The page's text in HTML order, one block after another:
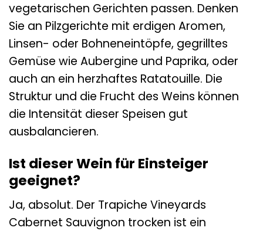
vegetarischen Gerichten passen. Denken
Sie an Pilzgerichte mit erdigen Aromen,
Linsen- oder Bohneneintöpfe, gegrilltes
Gemüse wie Aubergine und Paprika, oder
auch an ein herzhaftes Ratatouille. Die
Struktur und die Frucht des Weins können
die Intensität dieser Speisen gut
ausbalancieren.
Ist dieser Wein für Einsteiger
geeignet?
Ja, absolut. Der Trapiche Vineyards
Cabernet Sauvignon trocken ist ein